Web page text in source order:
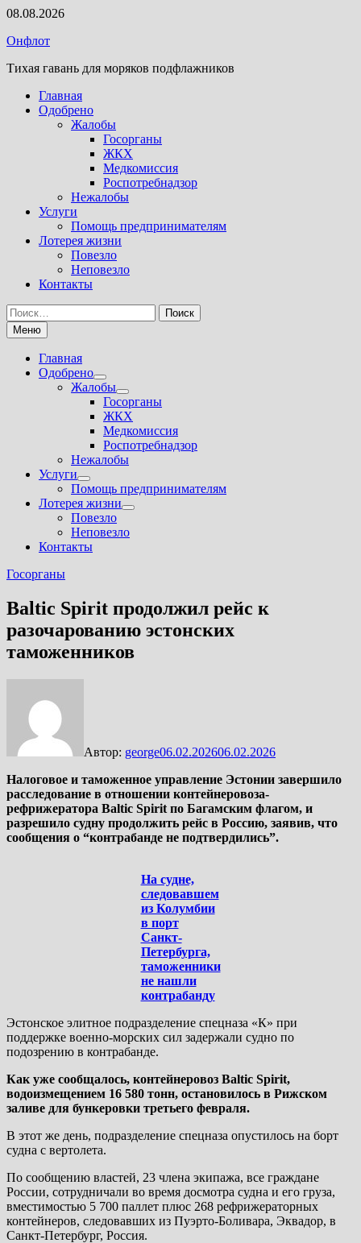
Перейти
содержимому
08.08.2026
Онфлот
Тихая гавань для моряков подфлажников
Главная
Одобрено
Жалобы
Госорганы
ЖКХ
Медкомиссия
Роспотребнадзор
Нежалобы
Услуги
Помощь предпринимателям
Лотерея жизни
Повезло
Неповезло
Контакты
Найти:
Меню
Главная
Одобрено
Показать
подменю
Жалобы
Показать
подменю
Госорганы
ЖКХ
Медкомиссия
Роспотребнадзор
Нежалобы
Услуги
Показать
подменю
Помощь предпринимателям
Лотерея жизни
Показать
Повезло
Неповезло
Контакты
Госорганы
Baltic Spirit продолжил рейс к
разочарованию эстонских
таможенников
Автор: george06.02.202606.02.2026
Налоговое и таможенное управление Эстонии завершило
расследование в отношении контейнеровоза-
рефрижератора Baltic Spirit по Багамским флагом, и
разрешило судну продолжить рейс в Россию, заявив, что
сообщения о “контрабанде не подтвердились”.
На судне,
следовавшем
из Колумбии
в порт
Санкт-
Петербурга,
таможенники
не нашли
контрабанду
Эстонское элитное подразделение спецназа «К» при
поддержке военно-морских сил задержали судно по
подозрению в контрабанде.
Как уже сообщалось, контейнеровоз Baltic Spirit,
водоизмещением 16 580 тонн, остановилось в Рижском
заливе для бункеровки третьего февраля.
В этот же день, подразделение спецназа опустилось на борт
судна с вертолета.
По сообщению властей, 23 члена экипажа, все граждане
России, сотрудничали во время досмотра судна и его груза,
вместимостью 5 700 паллет плюс 268 рефрижераторных
контейнеров, следовавших из Пуэрто-Боливара, Эквадор, в
Санкт-Петербург, Россия.